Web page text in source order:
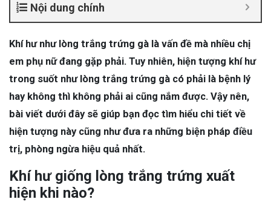
Nội dung chính
Khí hư như lòng trắng trứng gà là vấn đề mà nhiều chị
em phụ nữ đang gặp phải. Tuy nhiên, hiện tượng khí hư
trong suốt như lòng trắng trứng gà có phải là bệnh lý
hay không thì không phải ai cũng nắm được. Vậy nên,
bài viết dưới đây sẽ giúp bạn đọc tìm hiểu chi tiết về
hiện tượng này cũng như đưa ra những biện pháp điều
trị, phòng ngừa hiệu quả nhất.
Khí hư giống lòng trắng trứng xuất
hiện khi nào?